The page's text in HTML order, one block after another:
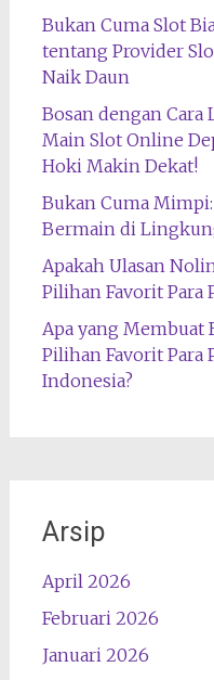
Bukan Cuma Slot
tentang Provider
Naik Daun
Bosan dengan Cara
Main Slot Online
Hoki Makin Dekat!
Bukan Cuma
Bermain di
Apakah Ulasan
Pilihan Favorit Para
Apa yang Membuat
Pilihan Favorit Para
Indonesia?
Arsip
April 2026
Februari 2026
Januari 2026